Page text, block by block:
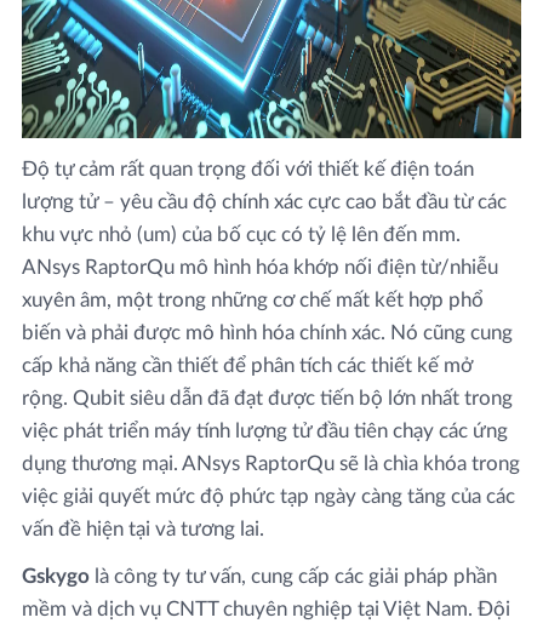
Độ tự cảm rất quan trọng đối với thiết kế điện toán
lượng tử – yêu cầu độ chính xác cực cao bắt đầu từ các
khu vực nhỏ (um) của bố cục có tỷ lệ lên đến mm.
ANsys RaptorQu mô hình hóa khớp nối điện từ/nhiễu
xuyên âm, một trong những cơ chế mất kết hợp phổ
biến và phải được mô hình hóa chính xác. Nó cũng cung
cấp khả năng cần thiết để phân tích các thiết kế mở
rộng. Qubit siêu dẫn đã đạt được tiến bộ lớn nhất trong
việc phát triển máy tính lượng tử đầu tiên chạy các ứng
dụng thương mại. ANsys RaptorQu sẽ là chìa khóa trong
việc giải quyết mức độ phức tạp ngày càng tăng của các
vấn đề hiện tại và tương lai.
Gskygo là công ty tư vấn, cung cấp các giải pháp phần
mềm và dịch vụ CNTT chuyên nghiệp tại Việt Nam. Đội